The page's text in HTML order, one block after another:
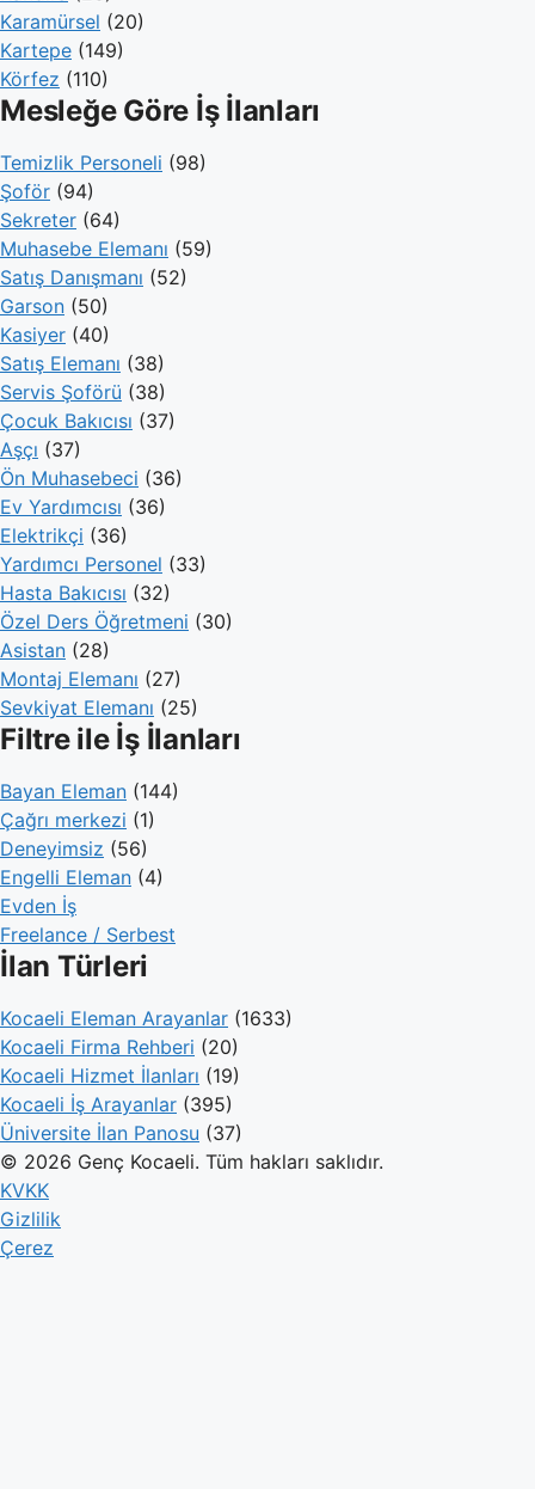
Karamürsel (20)
Kartepe (149)
Körfez (110)
Mesleğe Göre İş İlanları
Temizlik Personeli (98)
Şoför (94)
Sekreter (64)
Muhasebe Elemanı (59)
Satış Danışmanı (52)
Garson (50)
Kasiyer (40)
Satış Elemanı (38)
Servis Şoförü (38)
Çocuk Bakıcısı (37)
Aşçı (37)
Ön Muhasebeci (36)
Ev Yardımcısı (36)
Elektrikçi (36)
Yardımcı Personel (33)
Hasta Bakıcısı (32)
Özel Ders Öğretmeni (30)
Asistan (28)
Montaj Elemanı (27)
Sevkiyat Elemanı (25)
Filtre ile İş İlanları
Bayan Eleman (144)
Çağrı merkezi (1)
Deneyimsiz (56)
Engelli Eleman (4)
Evden İş
Freelance / Serbest
İlan Türleri
Kocaeli Eleman Arayanlar (1633)
Kocaeli Firma Rehberi (20)
Kocaeli Hizmet İlanları (19)
Kocaeli İş Arayanlar (395)
Üniversite İlan Panosu (37)
© 2026 Genç Kocaeli. Tüm hakları saklıdır.
KVKK
Gizlilik
Çerez